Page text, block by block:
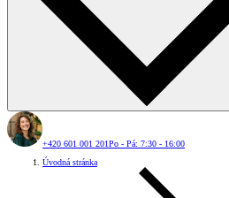
+420 601 001 201Po - Pá: 7:30 - 16:00
Úvodná stránka